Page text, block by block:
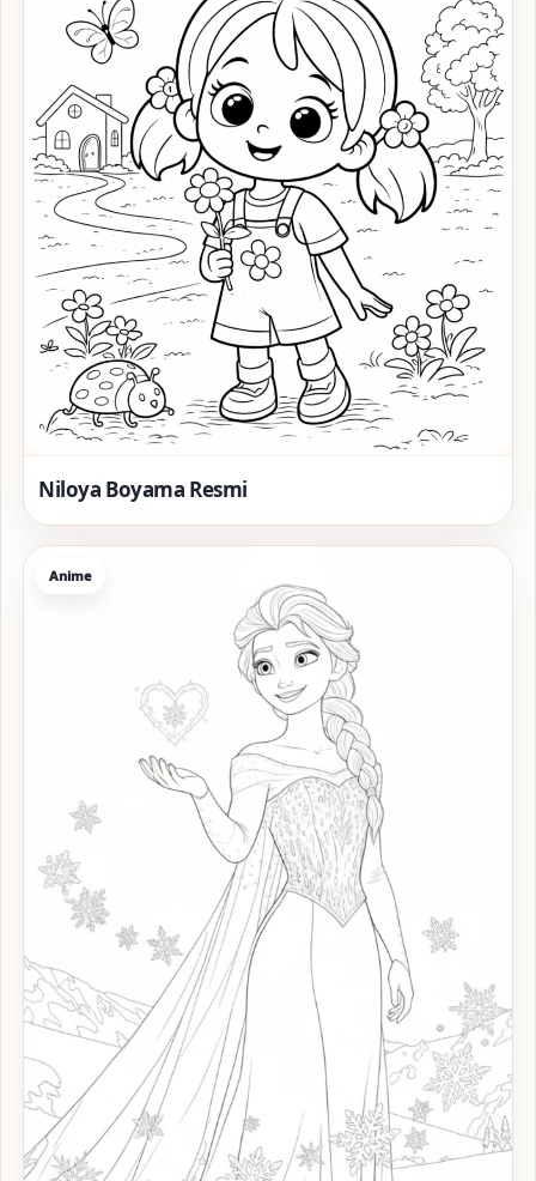
Niloya Boyama Resmi
Anime